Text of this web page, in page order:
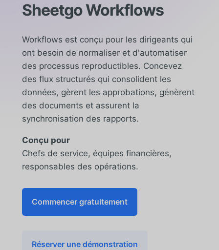
Sheetgo Workflows
Workflows est conçu pour les dirigeants qui
ont besoin de normaliser et d'automatiser
des processus reproductibles. Concevez
des flux structurés qui consolident les
données, gèrent les approbations, génèrent
des documents et assurent la
synchronisation des rapports.
Conçu pour
Chefs de service, équipes financières,
responsables des opérations.
Commencer gratuitement
Réserver une démonstration